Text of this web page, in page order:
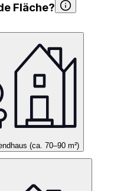
Fläche?
(ca. 70–90 m²)